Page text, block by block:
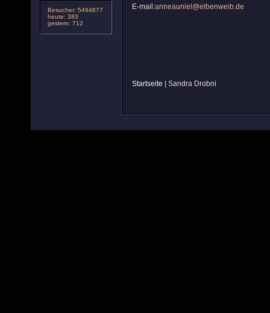
Besucher: 5494877
heute: 383
gestern: 712
E-mail:anneauniel@elbenweib.de
Startseite | Sandra Drobni